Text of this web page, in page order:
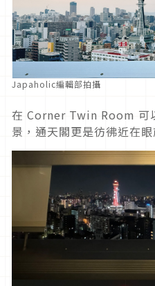
Japaholic編輯部拍攝
在 Corner Twin Room 可
景，通天閣更是彷彿近在眼